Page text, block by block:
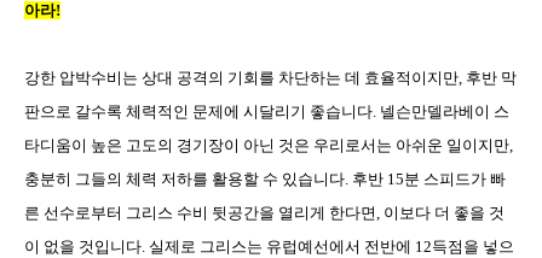
아라!
강한 압박수비는 상대 공격의 기회를 차단하는 데 효율적이지만, 후반 막
판으로 갈수록 체력적인 문제에 시달리기 좋습니다. 넬슨만델라베이 스
타디움이 높은 고도의 경기장이 아닌 것은 우리로서는 아쉬운 일이지만,
충분히 그들의 체력 저하를 활용할 수 있습니다. 후반 15분 스피드가 빠
른 선수로부터 그리스 수비 뒷공간을 열리게 한다면, 이보다 더 좋을 것
이 없을 것입니다. 실제로 그리스는 유럽예선에서 전반에 12득점을 넣으